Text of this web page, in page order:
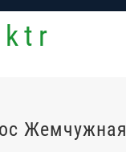
Жемчужная